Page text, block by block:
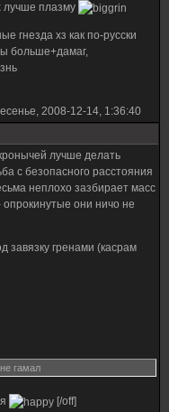
лучше плазму
гнезда хз как по-русски
больше+дамаг,
2008-12-14, 1:36:40
лучше делать
с безопасного расстояния
неплохо зазбирает масс
опрокинутые они ничо не
завязку гренами (касрам
гамал
[/off]